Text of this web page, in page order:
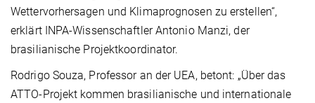
Wettervorhersagen und Klimaprognosen zu erstellen“,
erklärt INPA-Wissenschaftler Antonio Manzi, der
brasilianische Projektkoordinator.
Rodrigo Souza, Professor an der UEA, betont: „Über das
ATTO-Projekt kommen brasilianische und internationale